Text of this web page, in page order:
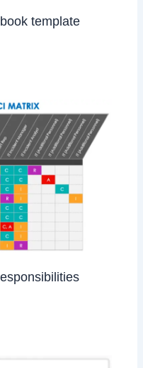
template